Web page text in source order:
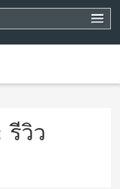
รีวิว